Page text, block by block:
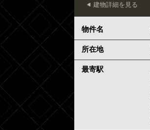
建物詳細を見る
物件名
所在地
最寄駅